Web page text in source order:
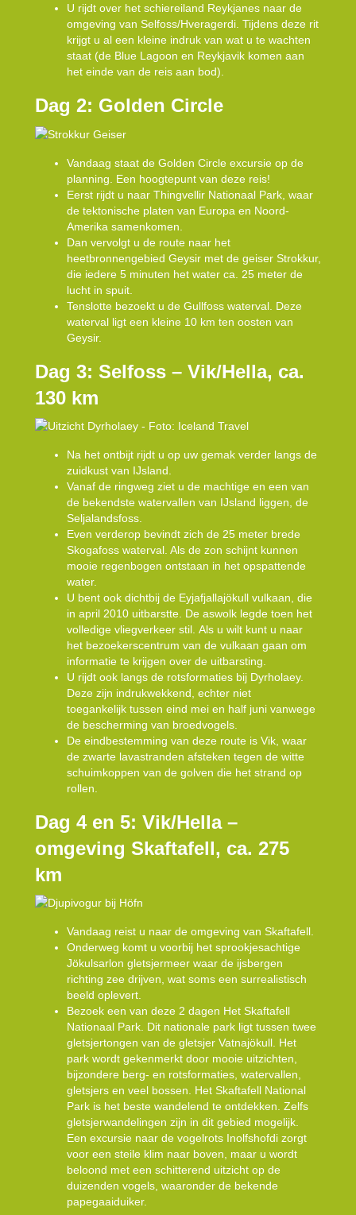
U rijdt over het schiereiland Reykjanes naar de
omgeving van Selfoss/Hveragerdi. Tijdens deze rit
krijgt u al een kleine indruk van wat u te wachten
staat (de Blue Lagoon en Reykjavik komen aan
het einde van de reis aan bod).
Dag 2: Golden Circle
Vandaag staat de Golden Circle excursie op de
planning. Een hoogtepunt van deze reis!
Eerst rijdt u naar Thingvellir Nationaal Park, waar
de tektonische platen van Europa en Noord-
Amerika samenkomen.
Dan vervolgt u de route naar het
heetbronnengebied Geysir met de geiser Strokkur,
die iedere 5 minuten het water ca. 25 meter de
lucht in spuit.
Tenslotte bezoekt u de Gullfoss waterval. Deze
waterval ligt een kleine 10 km ten oosten van
Geysir.
Dag 3: Selfoss – Vik/Hella, ca.
130 km
Na het ontbijt rijdt u op uw gemak verder langs de
zuidkust van IJsland.
Vanaf de ringweg ziet u de machtige en een van
de bekendste watervallen van IJsland liggen, de
Seljalandsfoss.
Even verderop bevindt zich de 25 meter brede
Skogafoss waterval. Als de zon schijnt kunnen
mooie regenbogen ontstaan in het opspattende
water.
U bent ook dichtbij de Eyjafjallajökull vulkaan, die
in april 2010 uitbarstte. De aswolk legde toen het
volledige vliegverkeer stil. Als u wilt kunt u naar
het bezoekerscentrum van de vulkaan gaan om
informatie te krijgen over de uitbarsting.
U rijdt ook langs de rotsformaties bij Dyrholaey.
Deze zijn indrukwekkend, echter niet
toegankelijk tussen eind mei en half juni vanwege
de bescherming van broedvogels.
De eindbestemming van deze route is Vik, waar
de zwarte lavastranden afsteken tegen de witte
schuimkoppen van de golven die het strand op
rollen.
Dag 4 en 5: Vik/Hella –
omgeving Skaftafell, ca. 275
km
Vandaag reist u naar de omgeving van Skaftafell.
Onderweg komt u voorbij het sprookjesachtige
Jökulsarlon gletsjermeer waar de ijsbergen
richting zee drijven, wat soms een surrealistisch
beeld oplevert.
Bezoek een van deze 2 dagen Het Skaftafell
Nationaal Park. Dit nationale park ligt tussen twee
gletsjertongen van de gletsjer Vatnajökull. Het
park wordt gekenmerkt door mooie uitzichten,
bijzondere berg- en rotsformaties, watervallen,
gletsjers en veel bossen. Het Skaftafell National
Park is het beste wandelend te ontdekken. Zelfs
gletsjerwandelingen zijn in dit gebied mogelijk.
Een excursie naar de vogelrots Inolfshofdi zorgt
voor een steile klim naar boven, maar u wordt
beloond met een schitterend uitzicht op de
duizenden vogels, waaronder de bekende
papegaaiduiker.